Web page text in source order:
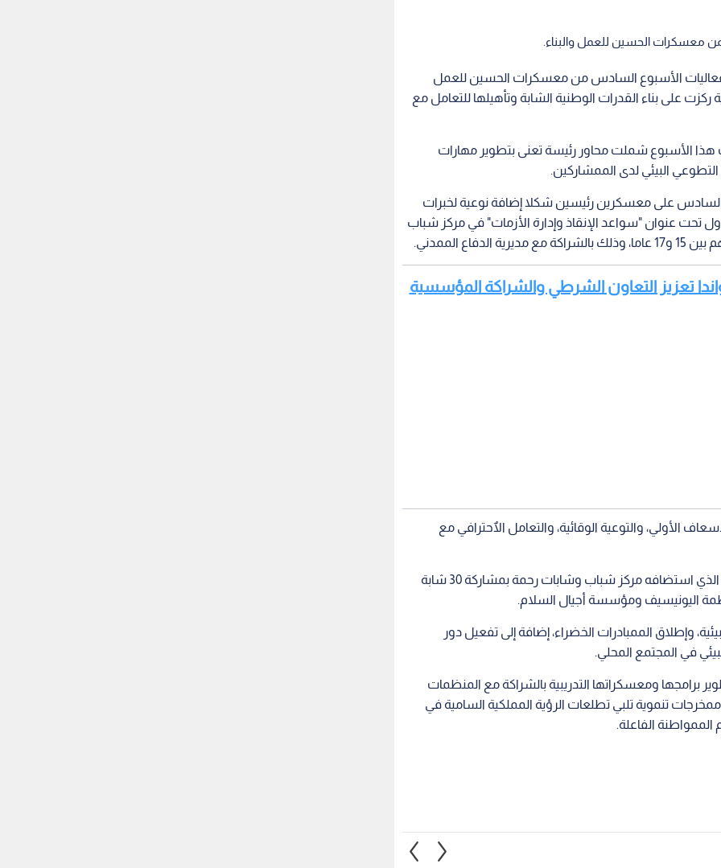
معسكرات الحسين للعمل والبناء.
فعاليات الأسبوع السادس من معسكرات الحسين للعمل
نوعية ركزت على بناء القدرات الوطنية الشابة وتأهيلها للتعامل مع
الأسبوع شملت محاور رئيسة تعنى بتطوير مهارات
التطوعي البيئي لدى الممشاركين.
السادس على معسكرين رئيسين شكلا إضافة نوعية لخبرات
تحت عنوان "سواعد الإنقاذ وإدارة الأزمات" في مركز شباب
تعزيز التعاون الشرطي والشراكة المؤسسية
والتوعية الوقائية، والتعامل الٱحترافي مع
أما الممعسكر الثاني فكان "معسكر التطوع الأخضر"، الذي استضافه مركز شباب وشابات رحمة بمشاركة 30 شابة
وإطلاق الممبادرات الخضراء، إضافة إلى تفعيل دور
في المجتمع المحلي.
برامجها ومعسكراتها التدريبية بالشراكة مع المنظمات
تنموية تلبي تطلعات الرؤية المملكية السامية في
الفاعلة.